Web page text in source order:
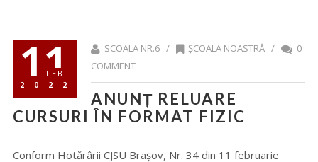
11
FEB.
2022
SCOALA NR.6 / ȘCOALA NOASTRĂ/
0
COMMENT
ANUNȚ RELUARE
CURSURI ÎN FORMAT FIZIC
Conform Hotărârii CJSU Brașov, Nr. 34 din 11 februarie